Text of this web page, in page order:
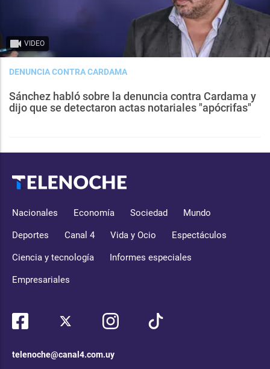
VIDEO
DENUNCIA CONTRA CARDAMA
Sánchez habló sobre la denuncia contra Cardama y
dijo que se detectaron actas notariales "apócrifas"
Nacionales Economía Sociedad Mundo
Deportes Canal 4 Vida y Ocio Espectáculos
Ciencia y tecnología Informes especiales
Empresariales
telenoche@canal4.com.uy